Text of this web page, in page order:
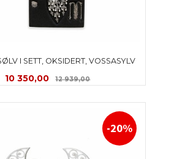
I SETT, OKSIDERT, VOSSASYLV
Tilbud
10 350,00 12 939,00Rabatt
-20%